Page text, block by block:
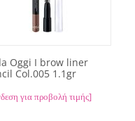
Oggi I brow liner
Col.005 1.1gr
για προβολή τιμής]